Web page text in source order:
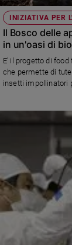
giorno
Società
e
valori
Ambiente
e
Volontariato
di
valore
Caso
della
settimana
Diversità
INIZIATIVA PER
Il Bosco delle
in un'oasi di
E' il progetto di
che permette di
insetti impollinatori